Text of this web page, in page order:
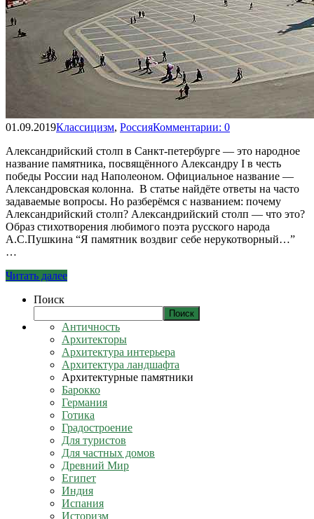
01.09.2019Классицизм, РоссияКомментарии: 0
Александрийский столп в Санкт-петербурге — это народное
название памятника, посвящённого Александру I в честь
победы России над Наполеоном. Официальное название —
Александровская колонна. В статье найдёте ответы на часто
задаваемые вопросы. Но разберёмся с названием: почему
Александрийский столп? Александрийский столп — что это?
Образ стихотворения любимого поэта русского народа
А.С.Пушкина “Я памятник воздвиг себе нерукотворный…”
…
Читать далее
Поиск
Поиск
Античность
Архитекторы
Архитектура интерьера
Архитектура ландшафта
Архитектурные памятники
Барокко
Германия
Готика
Градостроение
Для туристов
Для частных домов
Древний Мир
Египет
Индия
Испания
Историзм